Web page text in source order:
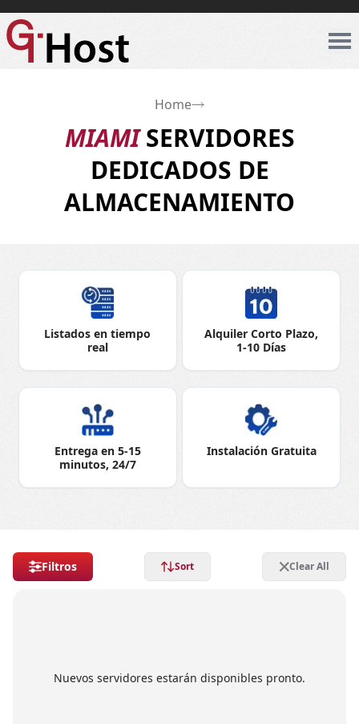
Home
MIAMISERVIDORES
DEDICADOS DE
ALMACENAMIENTO
Listados en tiempo
real
Alquiler Corto Plazo,
1-10 Días
Entrega en 5-15
minutos, 24/7
Instalación Gratuita
Filtros Sort Clear All
Nuevos servidores estarán disponibles pronto.